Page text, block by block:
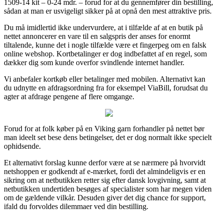
1509-14 kit – 0-24 mdr. – forud for at du gennemfører din bestilling,
sådan at man er usvigeligt sikker på at opnå den mest attraktive pris.
Du må imidlertid ikke undervurdere, at i tilfælde af at en butik på
nettet annoncerer en vare til en salgspris der anses for enormt
tiltalende, kunne det i nogle tilfælde være et fingerpeg om en falsk
online webshop. Kortbetalinger er dog indbefattet af en regel, som
dækker dig som kunde overfor svindlende internet handler.
Vi anbefaler kortkøb eller betalinger med mobilen. Alternativt kan
du udnytte en afdragsordning fra for eksempel ViaBill, forudsat du
agter at afdrage pengene af flere omgange.
Forud for at folk køber på en Viking garn forhandler på nettet bør
man ideelt set bese dens betingelser, det er dog normalt ikke specielt
ophidsende.
Et alternativt forslag kunne derfor være at se nærmere på hvorvidt
netshoppen er godkendt af e-mærket, fordi det almindeligvis er en
sikring om at netbutikken retter sig efter dansk lovgivning, samt at
netbutikken undertiden besøges af specialister som har megen viden
om de gældende vilkår. Desuden giver det dig chance for support,
ifald du forvoldes dilemmaer ved din bestilling.